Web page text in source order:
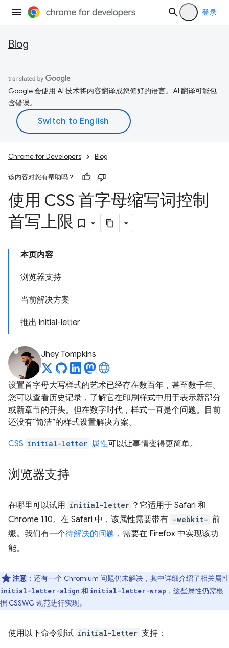
登录
Blog
Google 会使用 AI 技术将内容翻译成您偏好的语言。AI 翻译可能包
含错误。
Chrome for Developers Blog
该内容对您有帮助吗？
使用 CSS 首字母缩写词控制
首写上限
本页内容
浏览器支持
当前解决方案
推出 initial-letter
Jhey Tompkins
设置首字母大写样式的艺术已经存在数百年，甚至数千年。
您可以查看历史记录，了解它在印刷样式中用于表示新部分
或新章节的开头。但在数字时代，样式一直是个问题。目前
还没有“简洁”的样式设置解决方案。
CSS initial-letter 属性可以让事情变得更简单。
浏览器支持
在哪里可以试用 initial-letter ？它适用于 Safari 和
Chrome 110。在 Safari 中，该属性需要带有 -webkit- 前
缀。我们有一个待解决的问题 ，需要在 Firefox 中实现该功
能。
注意 ：还有一个 Chromium 问题仍未解决，其中详细介绍了相关属性
initial-letter-align 和 initial-letter-wrap ，这些属性仍需根
据 CSSWG 规范进行实现。
使用以下命令测试 initial-letter 支持：